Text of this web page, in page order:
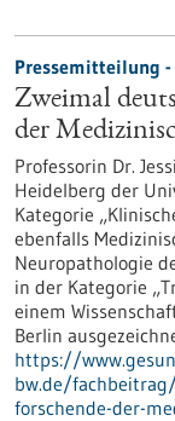
Pressemitteilung -
Zweimal
der
Professorin Dr.
Heidelberg der
Kategorie
ebenfalls
Neuropathologie
in der Kategorie
einem
Berlin
https://
bw.de/
forschende-der-